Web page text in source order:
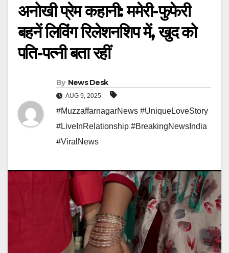
अनोखी प्रेम कहानी: ममेरी-फुफेरी
बहनें लिविंग रिलेशनशिप में, खुद को
पति-पत्नी बता रहीं
By News Desk
AUG 9, 2025
#MuzzaffarnagarNews #UniqueLoveStory
#LiveInRelationship #BreakingNewsIndia
#ViralNews